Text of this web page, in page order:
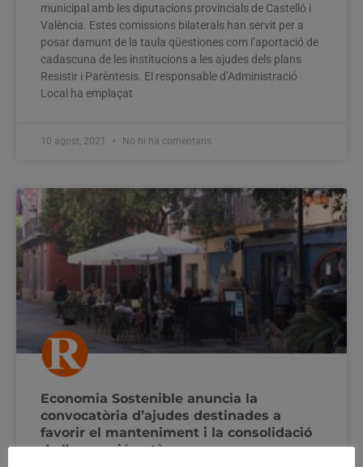
municipal amb les diputacions provincials de Castelló i
València. Estes comissions bilaterals han servit per a
posar damunt de la taula qüestiones com l’aportació de
cadascuna de les institucions a les ajudes dels plans
Resistir i Parèntesis. El responsable d’Administració
Local ha emplaçat
10 agost, 2021 No hi ha comentaris
Economia Sostenible anuncia la
convocatòria d’ajudes destinades a
favorir el manteniment i la consolidació
de l’ocupació autònoma